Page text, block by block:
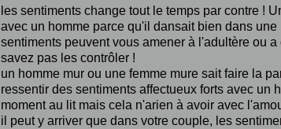
les sentiments change tout le temps par contre !
avec un homme parce qu'il dansait bien dans
sentiments peuvent vous amener à l'adultère ou
savez pas les contrôler !
un homme mur ou une femme mure sait faire la
ressentir des sentiments affectueux forts avec un
moment au lit mais cela n'arien à avoir avec
il peut y arriver que dans votre couple, les